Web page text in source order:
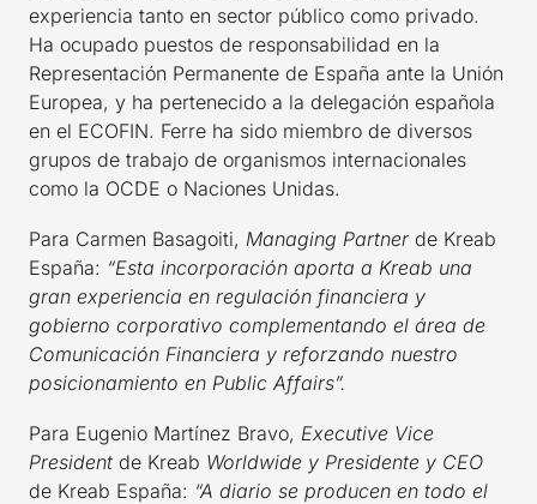
experiencia tanto en sector público como privado.
Ha ocupado puestos de responsabilidad en la
Representación Permanente de España ante la Unión
Europea, y ha pertenecido a la delegación española
en el ECOFIN. Ferre ha sido miembro de diversos
grupos de trabajo de organismos internacionales
como la OCDE o Naciones Unidas.
Para Carmen Basagoiti, Managing Partner de Kreab
España: “Esta incorporación aporta a Kreab una
gran experiencia en regulación financiera y
gobierno corporativo complementando el área de
Comunicación Financiera y reforzando nuestro
posicionamiento en Public Affairs”.
Para Eugenio Martínez Bravo, Executive Vice
President de Kreab Worldwide y Presidente y CEO
de Kreab España: “A diario se producen en todo el